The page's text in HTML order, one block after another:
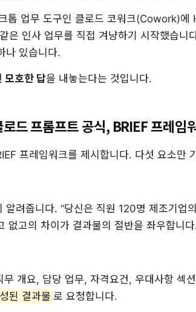
톱 업무 도구인 클로드 코워크(Cowork)에
같은 인사 업무를 직접 겨냥하기 시작했습
나 있습니다.
모호한 답을 내놓는다는 것입니다.
드 프롬프트 공식, BRIEF 프레임
프레임워크를 제시합니다. 다섯 요소만
알려줍니다. “당신은 직원 120명 제조기업
없고의 차이가 결과물의 절반을 좌우합니
무 개요, 담당 업무, 자격요건, 우대사항 섹
된 결과물 로 요청합니다.